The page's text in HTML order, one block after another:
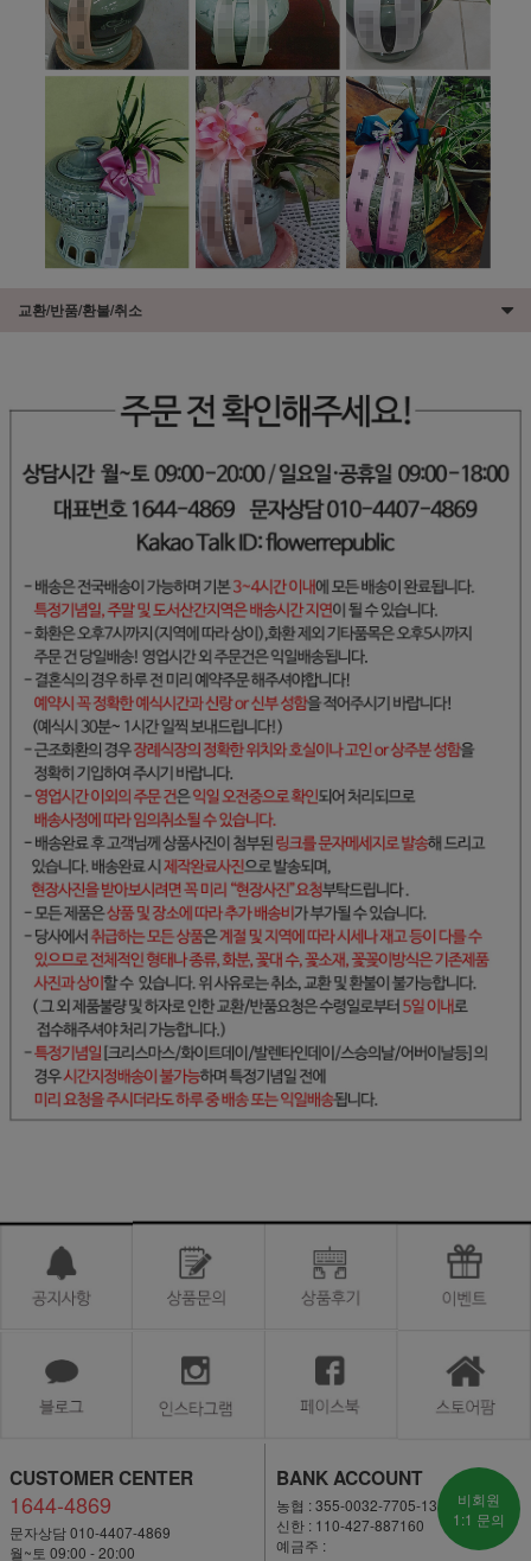
교환/반품/환불/취소
CUSTOMER CENTER
1644-4869
문자상담 010-4407-4869
월~토 09:00 - 20:00
BANK ACCOUNT
농협 : 355-0032-7705-13
신한 : 110-427-887160
예금주 :
비회원
1:1 문의